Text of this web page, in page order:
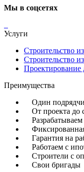
Мы в соцсетях
Услуги
Строительство
Строительство
Проектирование
Преимущества
Один
От проекта до
Гарантия на
Работаем с
Строители с
Свои бригады